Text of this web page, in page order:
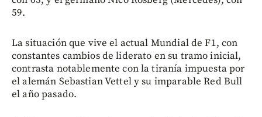
59.
La situación que vive el actual Mundial de F1, con
constantes cambios de liderato en su tramo inicial,
contrasta notablemente con la tiranía impuesta por
el alemán Sebastian Vettel y su imparable Red Bull
el año pasado.